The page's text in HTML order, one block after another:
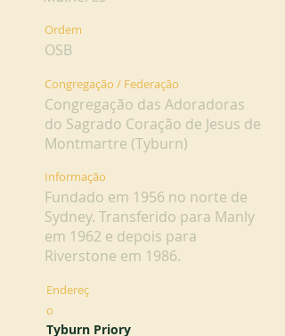
Ordem
OSB
Congregação / Federação
Congregação das Adoradoras
do Sagrado Coração de Jesus de
Montmartre (Tyburn)
Informação
Fundado em 1956 no norte de
Sydney. Transferido para Manly
em 1962 e depois para
Riverstone em 1986.
Endereç
o
Tyburn Priory